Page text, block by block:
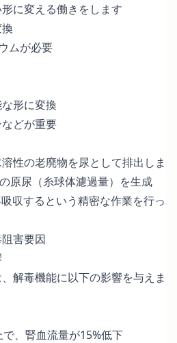
に変える働きをします
ムが必要
形に変換
どが重要
性の老廃物を尿として排出しま
原尿（糸球体濾過量）を生成
収するという精密な作業を行っ
害要因
解毒機能に以下の影響を与えま
、腎血流量が15%低下